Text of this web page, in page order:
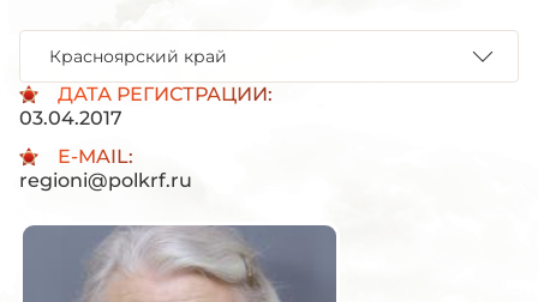
ДАТА РЕГИСТРАЦИИ:
03.04.2017
E-MAIL:
regioni@polkrf.ru
Красноярский край